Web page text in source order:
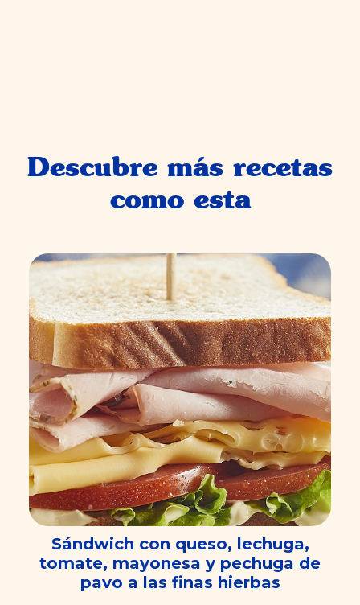
Descubre más recetas
como esta
Sándwich con queso, lechuga,
tomate, mayonesa y pechuga de
pavo a las finas hierbas